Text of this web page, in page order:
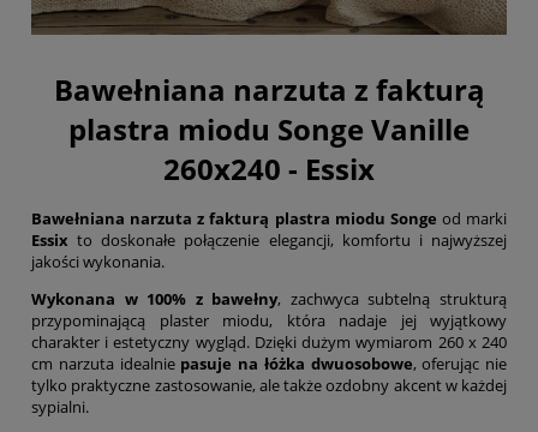
Bawełniana narzuta z fakturą
plastra miodu Songe Vanille
260x240 - Essix
Bawełniana narzuta z fakturą plastra miodu Songe od marki
Essix to doskonałe połączenie elegancji, komfortu i najwyższej
jakości wykonania.
Wykonana w 100% z bawełny, zachwyca subtelną strukturą
przypominającą plaster miodu, która nadaje jej wyjątkowy
charakter i estetyczny wygląd. Dzięki dużym wymiarom 260 x 240
cm narzuta idealnie pasuje na łóżka dwuosobowe, oferując nie
tylko praktyczne zastosowanie, ale także ozdobny akcent w każdej
sypialni.